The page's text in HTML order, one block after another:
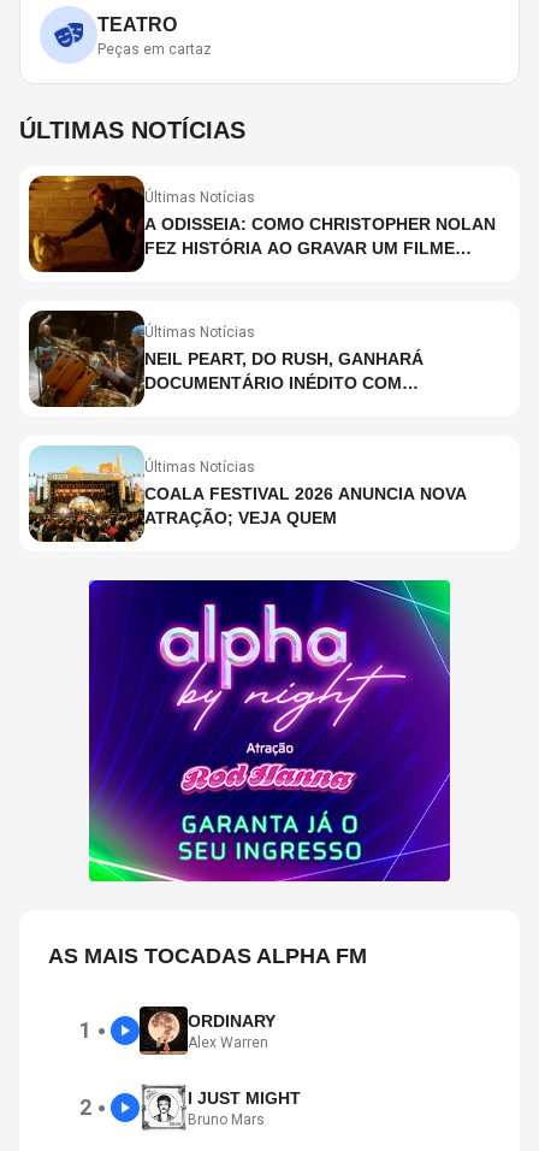
TEATRO
Peças em cartaz
ÚLTIMAS NOTÍCIAS
Últimas Notícias
A ODISSEIA: COMO CHRISTOPHER NOLAN
FEZ HISTÓRIA AO GRAVAR UM FILME
Últimas Notícias
NEIL PEART, DO RUSH, GANHARÁ
DOCUMENTÁRIO INÉDITO COM
Últimas Notícias
COALA FESTIVAL 2026 ANUNCIA NOVA
ATRAÇÃO; VEJA QUEM
AS MAIS TOCADAS ALPHA FM
1 ● ORDINARY
Alex Warren
2 ● I JUST MIGHT
Bruno Mars